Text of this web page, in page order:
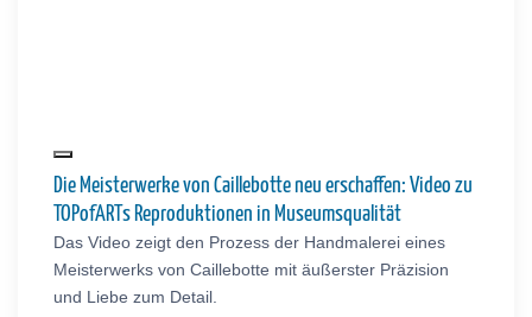
Die Meisterwerke von Caillebotte neu erschaffen: Video zu
TOPofARTs Reproduktionen in Museumsqualität
Das Video zeigt den Prozess der Handmalerei eines
Meisterwerks von Caillebotte mit äußerster Präzision
und Liebe zum Detail.